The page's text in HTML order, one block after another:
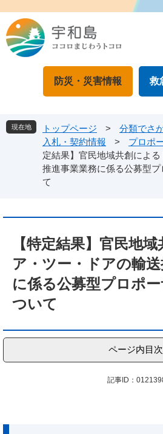
ジ
の
ュ
ー
本
文
防災・災害情報 救
現在地 トップページ > 分類でさ
入札・契約情報
> プロポ
定結果】官民地域共創によ
推進事業業務に係る公募型
て
【特定結果】官民地
ア・ツー・ドアの輸
に係る公募型プロポ
ついて
ページ内目次
記事ID：